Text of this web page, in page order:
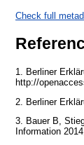
Check full
1. Berliner
http://
2. Berliner
3. Bauer B,
Information